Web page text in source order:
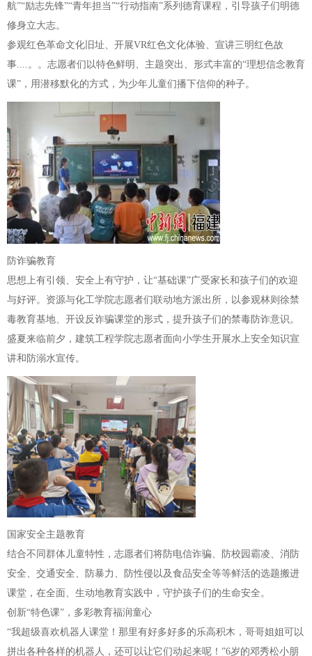
航”“励志先锋”“青年担当”“行动指南”系列德育课程，引导孩子们明德
修身立大志。
参观红色革命文化旧址、开展VR红色文化体验、宣讲三明红色故
事....。。志愿者们以特色鲜明、主题突出、形式丰富的“理想信念教育
课”，用潜移默化的方式，为少年儿童们播下信仰的种子。
防诈骗教育
思想上有引领、安全上有守护，让“基础课”广受家长和孩子们的欢迎
与好评。资源与化工学院志愿者们联动地方派出所，以参观林则徐禁
毒教育基地、开设反诈骗课堂的形式，提升孩子们的禁毒防诈意识。
盛夏来临前夕，建筑工程学院志愿者面向小学生开展水上安全知识宣
讲和防溺水宣传。
国家安全主题教育
结合不同群体儿童特性，志愿者们将防电信诈骗、防校园霸凌、消防
安全、交通安全、防暴力、防性侵以及食品安全等等鲜活的选题搬进
课堂，在全面、生动地教育实践中，守护孩子们的生命安全。
创新“特色课”，多彩教育福润童心
“我超级喜欢机器人课堂！那里有好多好多的乐高积木，哥哥姐姐可以
拼出各种各样的机器人，还可以让它们动起来呢！”6岁的邓秀松小朋